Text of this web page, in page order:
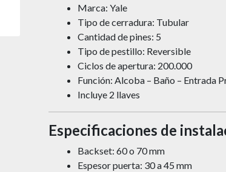
Marca: Yale
Tipo de cerradura: Tubular
Cantidad de pines: 5
Tipo de pestillo: Reversible
Ciclos de apertura: 200.000
Función: Alcoba – Baño – Entrada
Incluye 2 llaves
Especificaciones de
Backset: 60 o 70 mm
Espesor puerta: 30 a 45 mm